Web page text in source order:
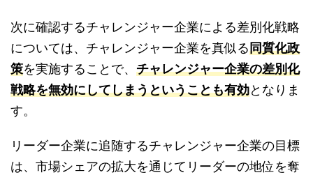
次に確認するチャレンジャー企業による差別化戦略
については、チャレンジャー企業を真似る同質化政
策を実施することで、 チャレンジャー企業の差別化
戦略を無効にしてしまうということも有効となりま
す。
リーダー企業に追随するチャレンジャー企業の目標
は、市場シェアの拡大を通じてリーダーの地位を奪